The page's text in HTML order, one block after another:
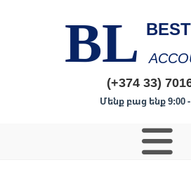
BL
(+374 33)
Մենք բաց ենք 9:00 -